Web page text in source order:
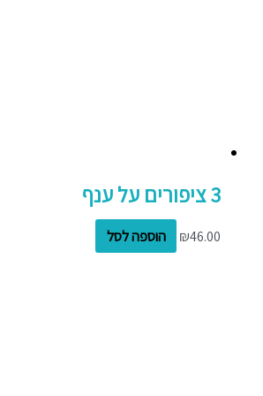
3 ציפורים על ענף
₪46.00 הוספה לסל